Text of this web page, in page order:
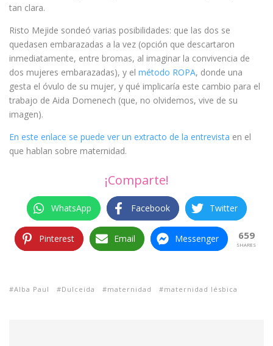
tan clara.
Risto Mejide sondeó varias posibilidades: que las dos se
quedasen embarazadas a la vez (opción que descartaron
inmediatamente, entre bromas, al imaginar la convivencia de
dos mujeres embarazadas), y el método ROPA, donde una
gesta el óvulo de su mujer, y qué implicaría este cambio para el
trabajo de Aida Domenech (que, no olvidemos, vive de su
imagen).
En este enlace se puede ver un extracto de la entrevista en el
que hablan sobre maternidad.
¡Comparte!
WhatsApp Facebook Twitter
Pinterest Email Messenger 659
SHARES
Alba Paul Dulceida maternidad maternidad lésbica